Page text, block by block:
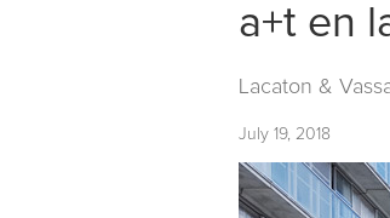
a+t en
Lacaton &
July 19, 2018